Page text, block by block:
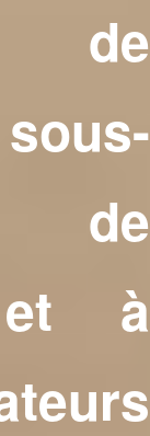
de
et à